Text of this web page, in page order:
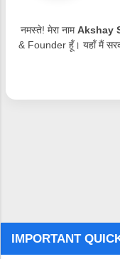
में
नमस्ते! मेरा नामAkshay
& Founder हूँ। यहाँ मैं
IMPORTANT